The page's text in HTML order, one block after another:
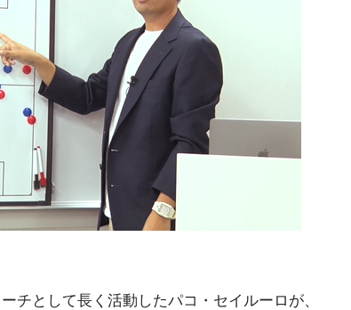
チとして長く活動したパコ・セイルーロが、